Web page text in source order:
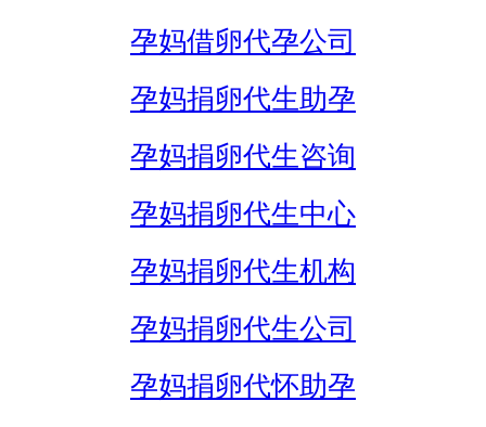
孕妈借卵代孕公司
孕妈捐卵代生助孕
孕妈捐卵代生咨询
孕妈捐卵代生中心
孕妈捐卵代生机构
孕妈捐卵代生公司
孕妈捐卵代怀助孕